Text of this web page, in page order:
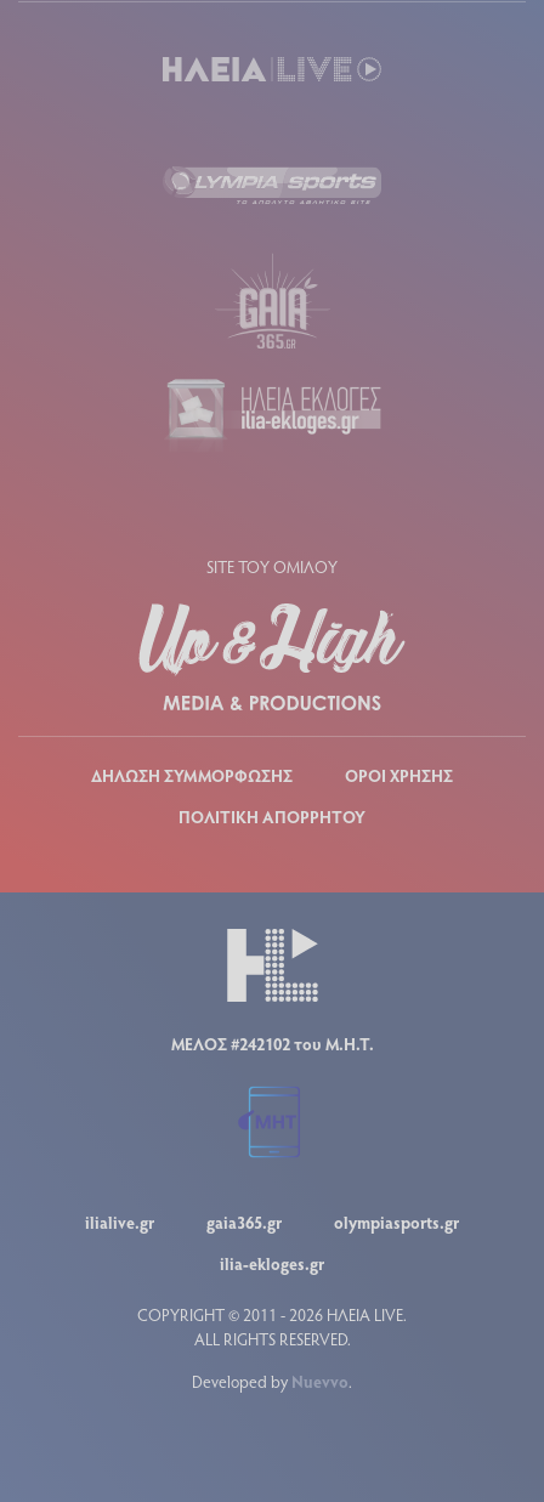
SITE ΤΟΥ ΟΜΙΛΟΥ
ΔΗΛΩΣΗ ΣΥΜΜΟΡΦΩΣΗΣ
ΟΡΟΙ ΧΡΗΣΗΣ
ΠΟΛΙΤΙΚΗ ΑΠΟΡΡΗΤΟΥ
ΜΕΛΟΣ #242102 του Μ.Η.Τ.
ilialive.gr gaia365.gr
olympiasports.gr
ilia-ekloges.gr
COPYRIGHT © 2011 - 2026 ΗΛΕΙΑ LIVE.
ALL RIGHTS RESERVED.
Developed by Nuevvo.